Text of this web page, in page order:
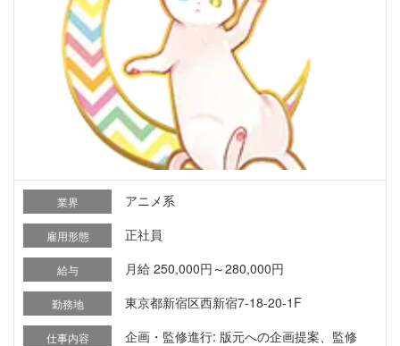
業界 アニメ系
雇用形態 正社員
給与 月給 250,000円～280,000円
勤務地 東京都新宿区西新宿7-18-20-1F
仕事内容
企画・監修進行: 版元への企画提案、監修